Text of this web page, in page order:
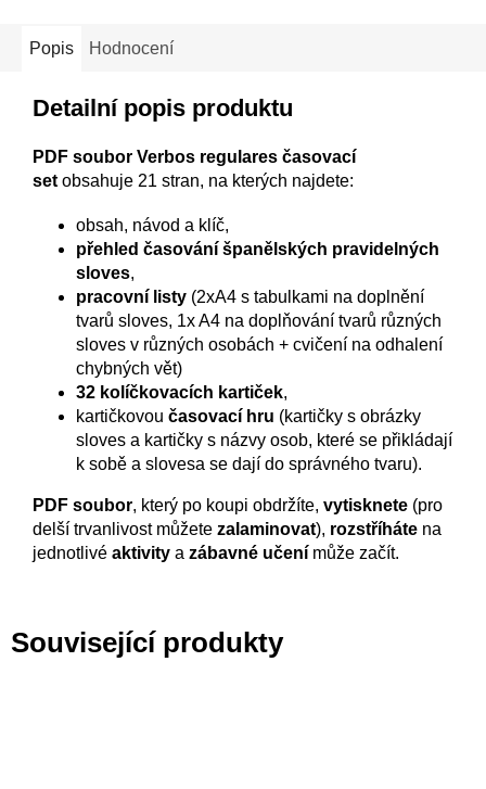
Popis Hodnocení
Detailní popis produktu
PDF soubor Verbos regulares časovací
set obsahuje 21 stran, na kterých najdete:
obsah, návod a klíč,
přehled časování španělských pravidelných
sloves,
pracovní listy (2xA4 s tabulkami na doplnění
tvarů sloves, 1x A4 na doplňování tvarů různých
sloves v různých osobách + cvičení na odhalení
chybných vět)
32 kolíčkovacích kartiček,
kartičkovou časovací hru (kartičky s obrázky
sloves a kartičky s názvy osob, které se přikládají
k sobě a slovesa se dají do správného tvaru).
PDF soubor, který po koupi obdržíte, vytisknete (pro
delší trvanlivost můžete zalaminovat), rozstříháte na
jednotlivé aktivity a zábavné učení může začít.
Související produkty